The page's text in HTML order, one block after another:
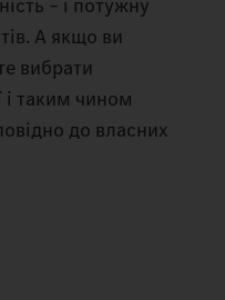
– і потужну
А якщо ви
вибрати
і таким чином
до власних